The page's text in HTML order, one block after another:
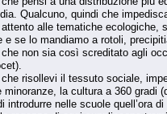
Qualcuno, quindi che
alle tematiche ecologiche,
e se lo mandiamo a rotoli,
non sia così screditato agli
risollevi il tessuto sociale,
minoranze, la cultura a 360 gradi
introdurre nelle scuole quell’ora